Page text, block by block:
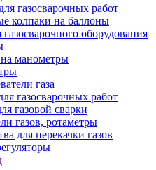
газосварочных работ
колпаки на баллоны
оборудования
манометры
газа
газосварочных работ
газовой сварки
газов, ротаметры
для перекачки газов